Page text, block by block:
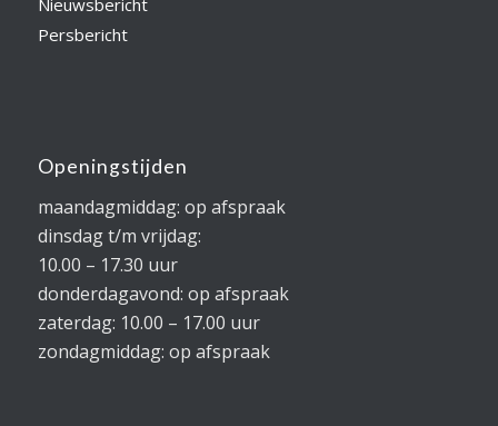
Nieuwsbericht
Persbericht
Openingstijden
maandagmiddag: op afspraak
dinsdag t/m vrijdag:
10.00 – 17.30 uur
donderdagavond: op afspraak
zaterdag: 10.00 – 17.00 uur
zondagmiddag: op afspraak